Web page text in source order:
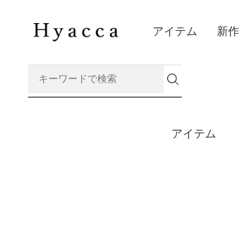
アイテム
アイテム 新作